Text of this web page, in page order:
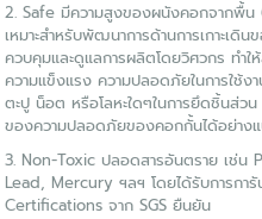
2. Safe มีความสูงของผนังคอกจากพื้น
เหมาะสำหรับพัฒนาการด้านการเกาะเดิ
ควบคุมและดูแลการผลิตโดยวิศวกร ทำ
ความแข็งแรง ความปลอดภัยในการใช้ง
ตะปู น็อต หรือโลหะใดๆในการยึดชิ้นส่ว
ของความปลอดภัยของคอกกั้นได้อย่าง
3. Non-Toxic ปลอดสารอันตราย เช่น
Lead, Mercury ฯลฯ โดยได้รับการการั
Certifications จาก SGS ยืนยัน